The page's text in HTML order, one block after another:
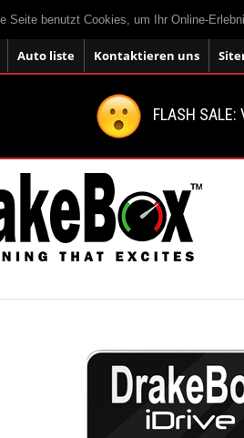
Seite benutzt Cookies, um Ihr Online-
Auto liste Kontaktieren uns
FLASH